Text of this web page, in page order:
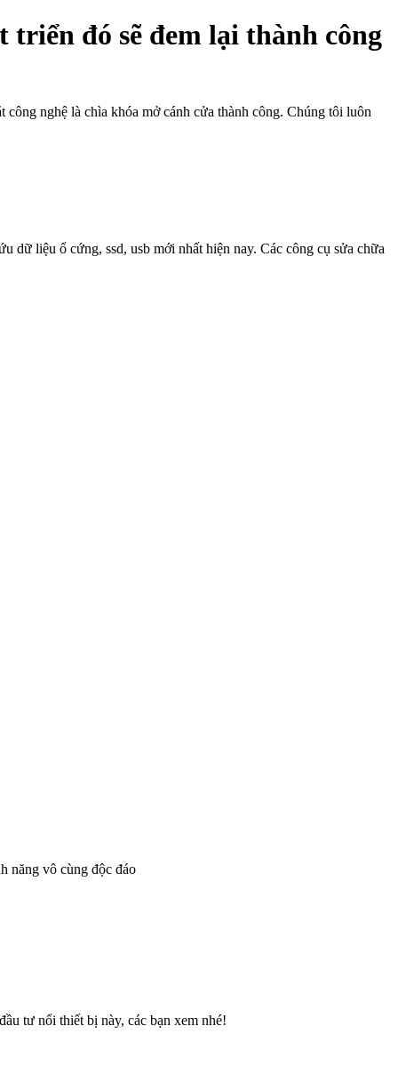
đó sẽ đem lại thành công
nghệ là chìa khóa mở cánh cửa thành công. Chúng tôi luôn
dữ liệu ổ cứng, ssd, usb mới nhất hiện nay. Các công cụ sửa chữa
năng vô cùng độc đáo
tư nổi thiết bị này, các bạn xem nhé!